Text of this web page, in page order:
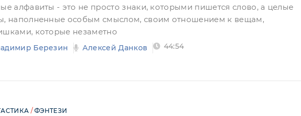
алфавиты - это не просто знаки, которыми пишется слово, а целые
наполненные особым смыслом, своим отношением к вещам,
которые незаметно
Березин Алексей Данков 44:54
/ФЭНТЕЗИ